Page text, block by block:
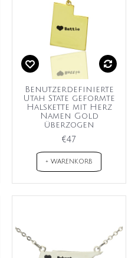
Benutzerdefinierte
Utah State geformte
Halskette mit Herz
Namen Gold
überzogen
€47
+ WARENKORB